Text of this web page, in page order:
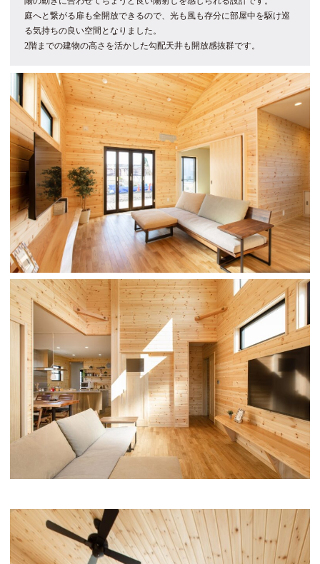
庭へと繋がる扉も全開放できるので、光も風も存分に部屋中を駆け巡
る気持ちの良い空間となりました。
2階までの建物の高さを活かした勾配天井も開放感抜群です。